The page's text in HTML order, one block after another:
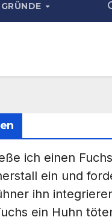
ich einen
ein und
ihn
ein Huhn